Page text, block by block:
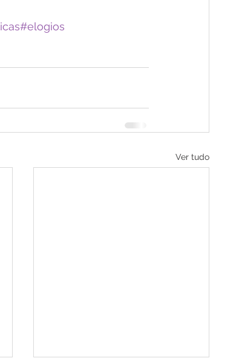
#elogios
Ver tudo